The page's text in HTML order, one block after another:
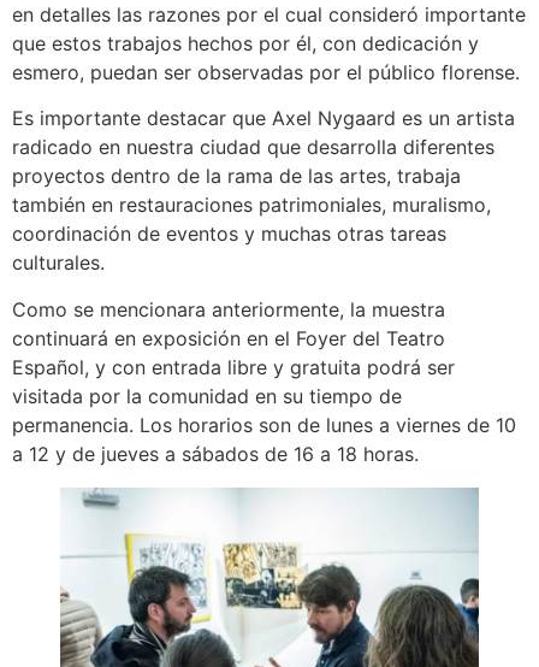
en detalles las razones por el cual consideró importante
que estos trabajos hechos por él, con dedicación y
esmero, puedan ser observadas por el público florense.
Es importante destacar que Axel Nygaard es un artista
radicado en nuestra ciudad que desarrolla diferentes
proyectos dentro de la rama de las artes, trabaja
también en restauraciones patrimoniales, muralismo,
coordinación de eventos y muchas otras tareas
culturales.
Como se mencionara anteriormente, la muestra
continuará en exposición en el Foyer del Teatro
Español, y con entrada libre y gratuita podrá ser
visitada por la comunidad en su tiempo de
permanencia. Los horarios son de lunes a viernes de 10
a 12 y de jueves a sábados de 16 a 18 horas.